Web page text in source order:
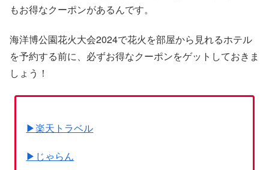
もお得なクーポンがあるんです。
海洋博公園花火大会2024で花火を部屋から見れるホテル
を予約する前に、必ずお得なクーポンをゲットしておきま
しょう！
▶楽天トラベル
▶じゃらん